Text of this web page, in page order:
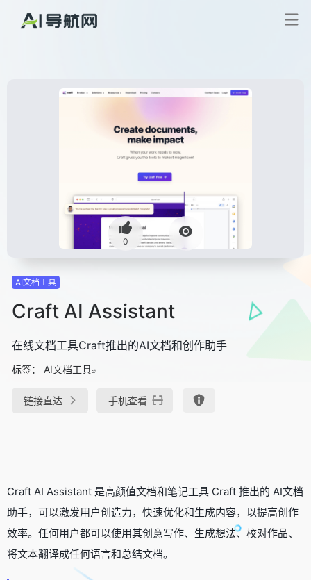
0
AI文档工具
Craft AI Assistant
在线文档工具Craft推出的AI文档和创作助手
标签： AI文档工具
链接直达 手机查看
Craft AI Assistant 是高颜值文档和笔记工具 Craft 推出的 AI文档
助手，可以激发用户创造力，快速优化和生成内容，以提高创作
效率。任何用户都可以使用其创意写作、生成想法、校对作品、
将文本翻译成任何语言和总结文档。